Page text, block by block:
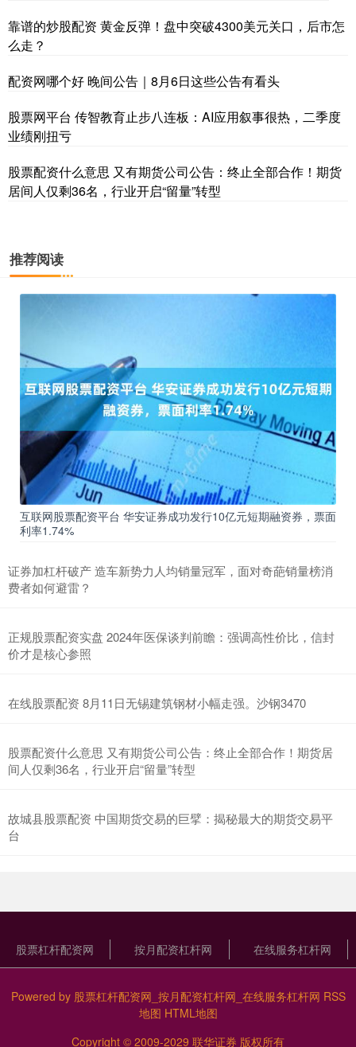
靠谱的炒股配资 黄金反弹！盘中突破4300美元关口，后市怎
么走？
配资网哪个好 晚间公告｜8月6日这些公告有看头
股票网平台 传智教育止步八连板：AI应用叙事很热，二季度
业绩刚扭亏
股票配资什么意思 又有期货公司公告：终止全部合作！期货
居间人仅剩36名，行业开启“留量”转型
推荐阅读
互联网股票配资平台 华安证券成功发行10亿元短期融资券，票面
利率1.74%
证券加杠杆破产 造车新势力人均销量冠军，面对奇葩销量榜消
费者如何避雷？
正规股票配资实盘 2024年医保谈判前瞻：强调高性价比，信封
价才是核心参照
在线股票配资 8月11日无锡建筑钢材小幅走强。沙钢3470
股票配资什么意思 又有期货公司公告：终止全部合作！期货居
间人仅剩36名，行业开启“留量”转型
故城县股票配资 中国期货交易的巨擘：揭秘最大的期货交易平
台
股票杠杆配资网 按月配资杠杆网 在线服务杠杆网
Powered by 股票杠杆配资网_按月配资杠杆网_在线服务杠杆网 RSS
地图 HTML地图
Copyright © 2009-2029 联华证券 版权所有